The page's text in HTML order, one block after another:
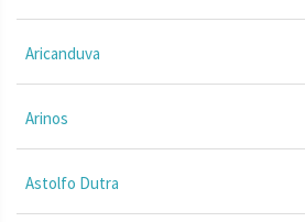
Aricanduva
Arinos
Astolfo Dutra